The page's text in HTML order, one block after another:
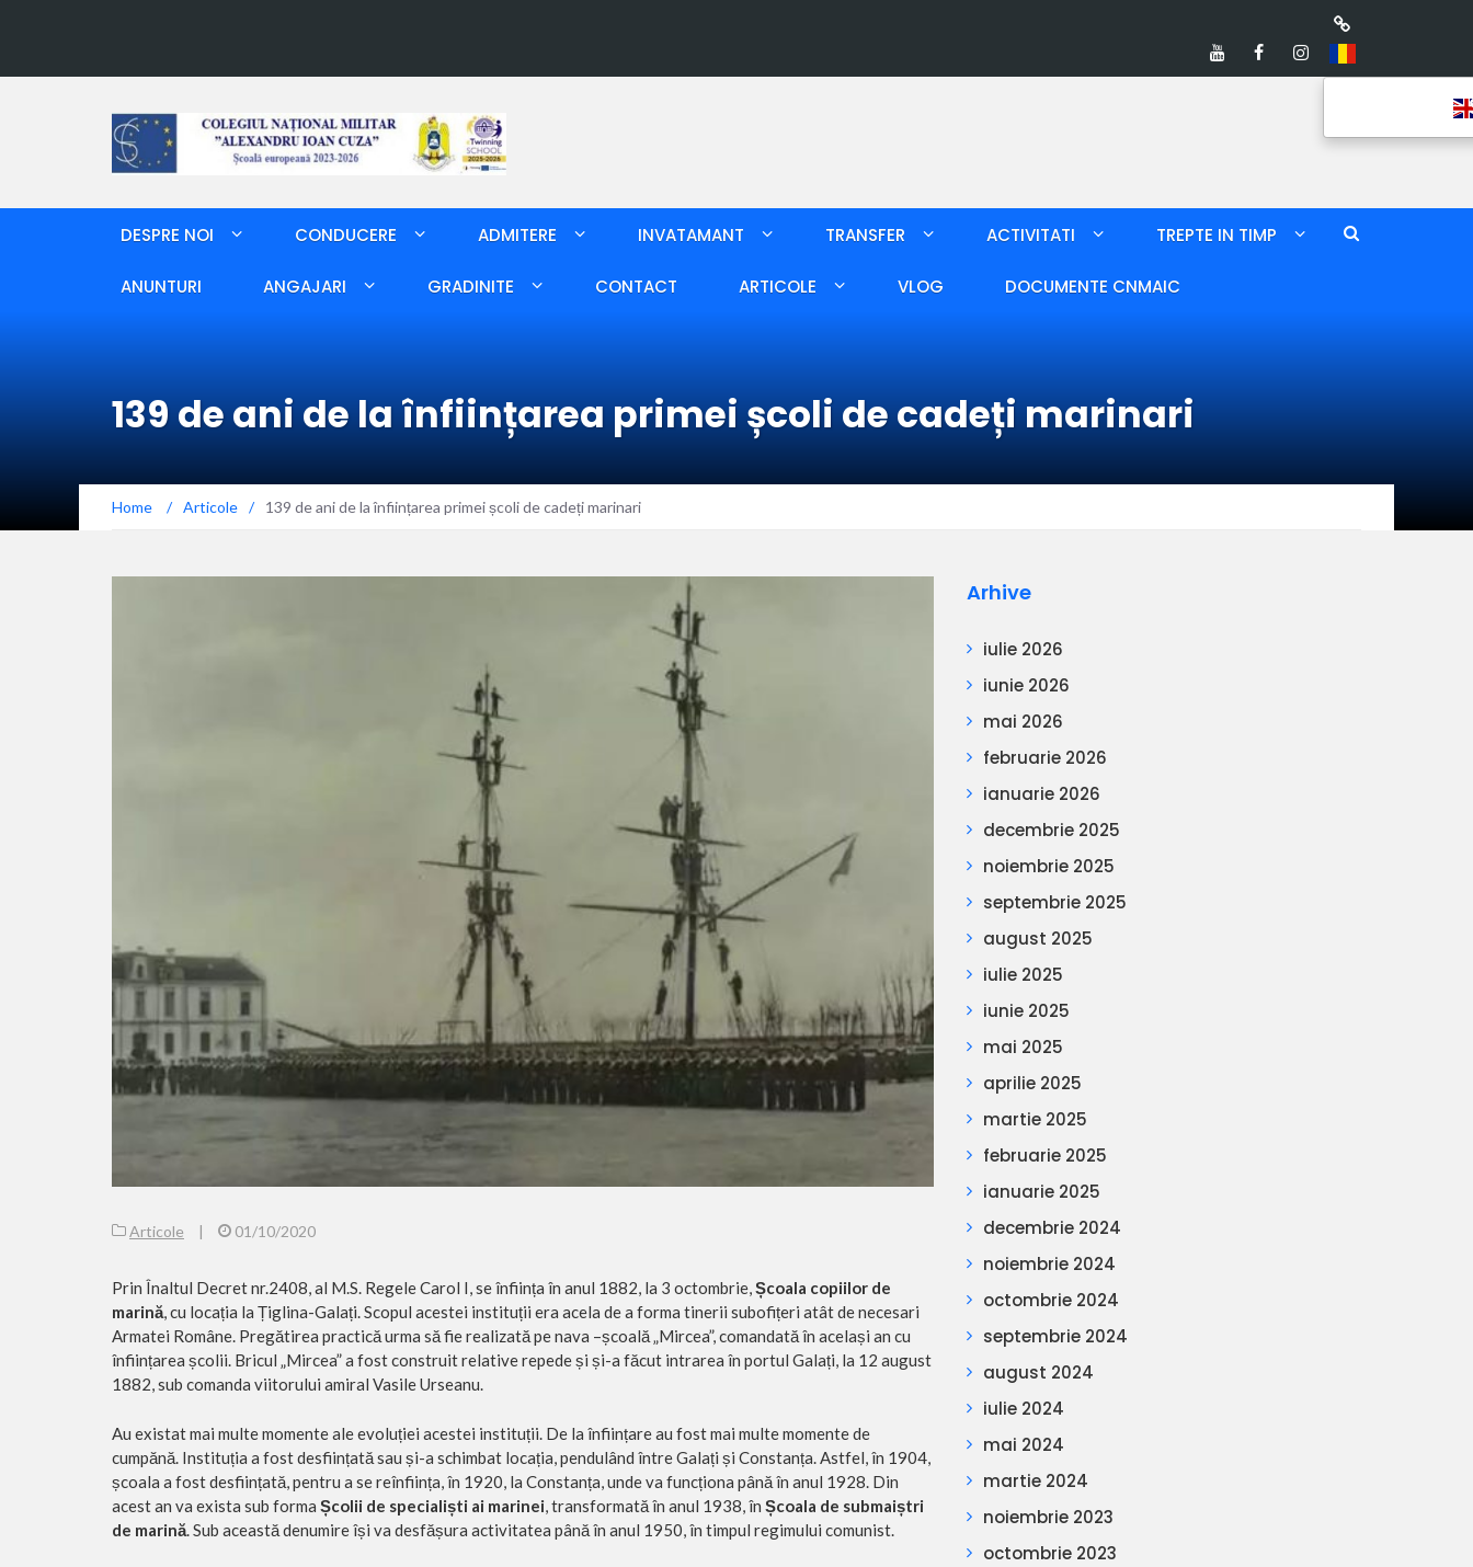
DESPRE NOI CONDUCERE ADMITERE INVATAMANT TRANSFER ACTIVITATI TREPTE IN TIMP
ANUNTURI ANGAJARI GRADINITE CONTACT ARTICOLE VLOG DOCUMENTE CNMAIC
139 de ani de la înființarea primei școli de cadeți marinari
Home / Articole / 139 de ani de la înființarea primei școli de cadeți marinari
Articole | 01/10/2020
Prin Înaltul Decret nr.2408, al M.S. Regele Carol I, se înființa în anul 1882, la 3 octombrie,Școala copiilor de
marină, cu locația la Țiglina-Galați. Scopul acestei instituții era acela de a forma tinerii subofițeri atât de necesari
Armatei Române. Pregătirea practică urma să fie realizată pe nava –școală „Mircea”, comandată în același an cu
înființarea școlii. Bricul „Mircea” a fost construit relative repede și și-a făcut intrarea în portul Galați, la 12 august
1882, sub comanda viitorului amiral Vasile Urseanu.
Au existat mai multe momente ale evoluției acestei instituții. De la înființare au fost mai multe momente de
cumpănă. Instituția a fost desființată sau și-a schimbat locația, pendulând între Galați și Constanța. Astfel, în 1904,
școala a fost desființată, pentru a se reînființa, în 1920, la Constanța, unde va funcționa până în anul 1928. Din
acest an va exista sub forma Școlii de specialiști ai marinei, transformată în anul 1938, în Școala de submaiștri
de marină. Sub această denumire își va desfășura activitatea până în anul 1950, în timpul regimului comunist.
Arhive
iulie 2026
iunie 2026
mai 2026
februarie 2026
ianuarie 2026
decembrie 2025
noiembrie 2025
septembrie 2025
august 2025
iulie 2025
iunie 2025
mai 2025
aprilie 2025
martie 2025
februarie 2025
ianuarie 2025
decembrie 2024
noiembrie 2024
octombrie 2024
septembrie 2024
august 2024
iulie 2024
mai 2024
martie 2024
noiembrie 2023
octombrie 2023